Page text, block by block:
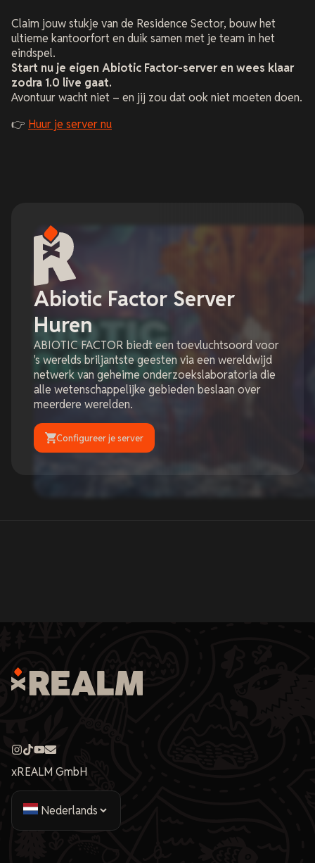
Claim jouw stukje van de Residence Sector, bouw het
ultieme kantoorfort en duik samen met je team in het
eindspel.
Start nu je eigen Abiotic Factor-server en wees klaar
zodra 1.0 live gaat.
Avontuur wacht niet – en jij zou dat ook niet moeten doen.
👉 Huur je server nu
Abiotic Factor Server
Huren
ABIOTIC FACTOR biedt een toevluchtsoord voor
's werelds briljantste geesten via een wereldwijd
netwerk van geheime onderzoekslaboratoria die
alle wetenschappelijke gebieden beslaan over
meerdere werelden.
Configureer je server
xREALM GmbH